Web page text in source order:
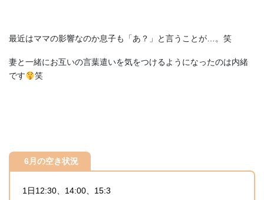
最近はママの影響なのか息子も「あ？」と言うことが…。笑
妻と一緒にお互いの言葉遣いを気をつけるようになったのは内緒
です
笑
6月の空き状況
1日12:30、14:00、15:3